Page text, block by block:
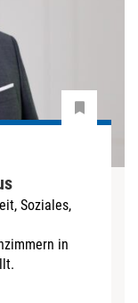
Soziales,
in